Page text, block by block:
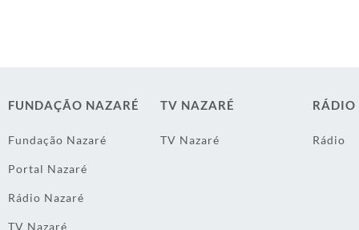
FUNDAÇÃO NAZARÉ
Fundação Nazaré
Portal Nazaré
Rádio Nazaré
TV Nazaré
TV NAZARÉ
TV Nazaré
RÁDIO
Rádio